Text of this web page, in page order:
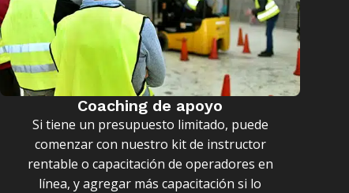
Coaching de apoyo
Si tiene un presupuesto limitado, puede
comenzar con nuestro kit de instructor
rentable o capacitación de operadores en
línea, y agregar más capacitación si lo